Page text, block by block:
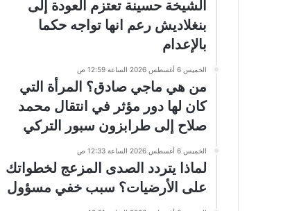
الشيخة حسينة تعتزم العودة إلى
بنغلاديش رعم انها تواجه حكما
بالإعدام
الخميس 6 أغسطس 2026 الساعة 12:59 ص
من هي ماجي صادق؟ المرأة التي
كان لها دور مؤثر في انتقال محمد
صلاح إلى طرابزون سبور التركي
الخميس 6 أغسطس 2026 الساعة 12:33 ص
لماذا يتردد الصدى المزعج لخطواتك
على الأرضيات؟ سبب خفي مسؤول